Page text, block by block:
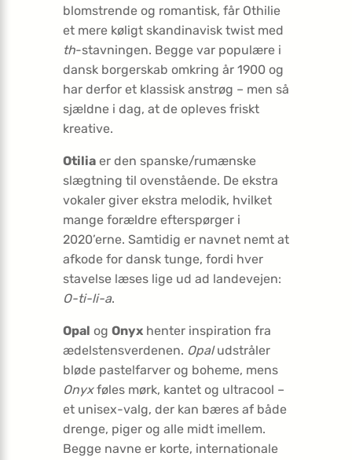
blomstrende og romantisk, får Othilie
et mere køligt skandinavisk twist med
th-stavningen. Begge var populære i
dansk borgerskab omkring år 1900 og
har derfor et klassisk anstrøg – men så
sjældne i dag, at de opleves friskt
kreative.
Otilia er den spanske/rumænske
slægtning til ovenstående. De ekstra
vokaler giver ekstra melodik, hvilket
mange forældre efterspørger i
2020’erne. Samtidig er navnet nemt at
afkode for dansk tunge, fordi hver
stavelse læses lige ud ad landevejen:
O-ti-li-a.
Opal og Onyx henter inspiration fra
ædelstensverdenen. Opaludstråler
bløde pastelfarver og boheme, mens
Onyxføles mørk, kantet og ultracool –
et unisex-valg, der kan bæres af både
drenge, piger og alle midt imellem.
Begge navne er korte, internationale